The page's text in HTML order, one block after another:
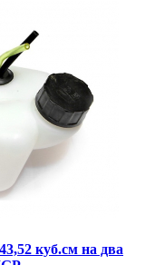
куб.см на два